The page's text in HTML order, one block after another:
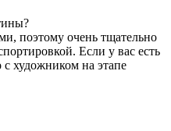
поэтому очень тщательно
Если у вас есть
с художником на этапе